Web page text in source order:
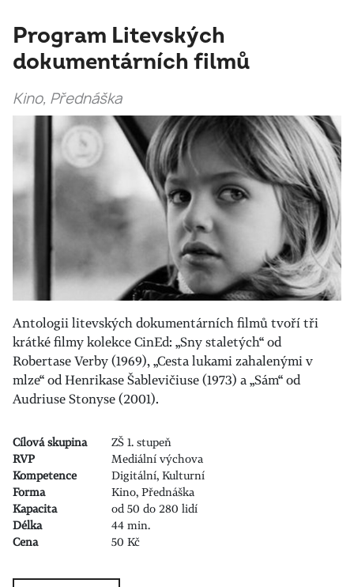
Program Litevských
dokumentárních filmů
Kino, Přednáška
Antologii litevských dokumentárních filmů tvoří tři
krátké filmy kolekce CinEd: „Sny staletých“ od
Robertase Verby (1969), „Cesta lukami zahalenými v
mlze“ od Henrikase Šablevičiuse (1973) a „Sám“ od
Audriuse Stonyse (2001).
Cílová skupina
ZŠ 1. stupeň
RVP
Mediální výchova
Kompetence
Digitální, Kulturní
Forma
Kino, Přednáška
Kapacita
od 50 do 280 lidí
Délka
44 min.
Cena
50 Kč